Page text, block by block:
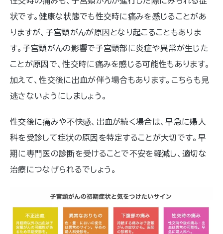
状です。健康な状態でも性交時に痛みを感じることがあ
りますが、子宮頸がんが原因となり起こることもありま
す。子宮頸がんの影響で子宮頸部に炎症や異常が生じた
ことが原因で、性交時に痛みを感じる可能性もあります。
加えて、性交後に出血が伴う場合もあります。こちらも見
逃さないようにしましょう。
性交後に痛みや不快感、出血が続く場合は、早急に婦人
科を受診して症状の原因を特定することが大切です。早
期に専門医の診断を受けることで不安を軽減し、適切な
治療につなげられるでしょう。